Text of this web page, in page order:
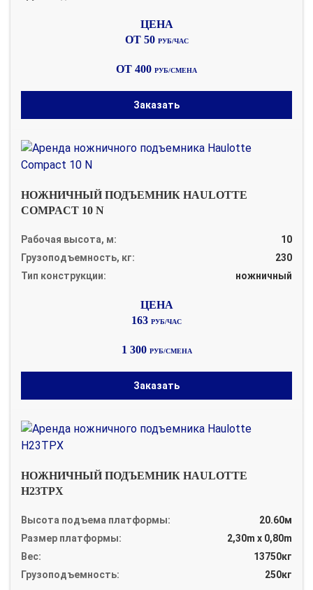
ОТ 50 РУБ/ЧАС
ОТ 400 РУБ/СМЕНА
Заказать
НОЖНИЧНЫЙ ПОДЪЕМНИК HAULOTTE
COMPACT 10 N
Рабочая высота, м:
10
Грузоподъемность, кг:
230
Тип конструкции:
ножничный
163 РУБ/ЧАС
1 300 РУБ/СМЕНА
Заказать
НОЖНИЧНЫЙ ПОДЪЕМНИК HAULOTTE
H23TPX
Высота подъема платформы:
20.60м
Размер платформы:
2,30m x 0,80m
Вес:
13750кг
Грузоподъемность:
250кг